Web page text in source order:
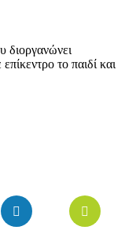
το παιδί και